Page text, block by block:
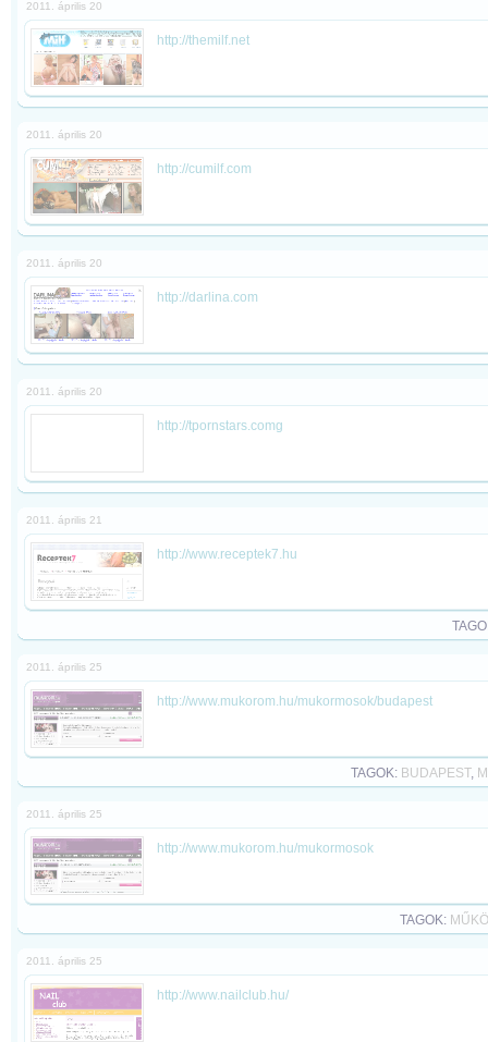
2011. április 20
http://themilf.net
2011. április 20
http://cumilf.com
2011. április 20
http://darlina.com
2011. április 20
http://tpornstars.comg
2011. április 21
http://www.receptek7.hu
2011. április 25
http://www.mukorom.hu/mukormosok/budapest
TAGOK: BUDAPEST,
2011. április 25
http://www.mukorom.hu/mukormosok
TAGOK:
2011. április 25
http://www.nailclub.hu/